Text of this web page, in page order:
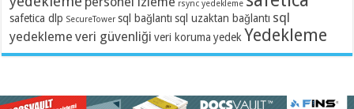
rsync yedekleme
safetica dlp SecureTower sql bağlantı sql uzaktan bağlantı sql
yedekleme veri güvenliği veri koruma yedek Yedekleme